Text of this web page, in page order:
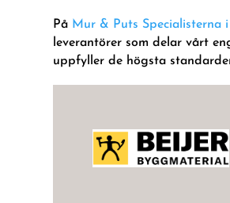
På Mur & Puts Specialisterna i
leverantörer som delar vårt
uppfyller de högsta